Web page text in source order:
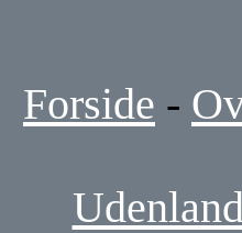
Forside -